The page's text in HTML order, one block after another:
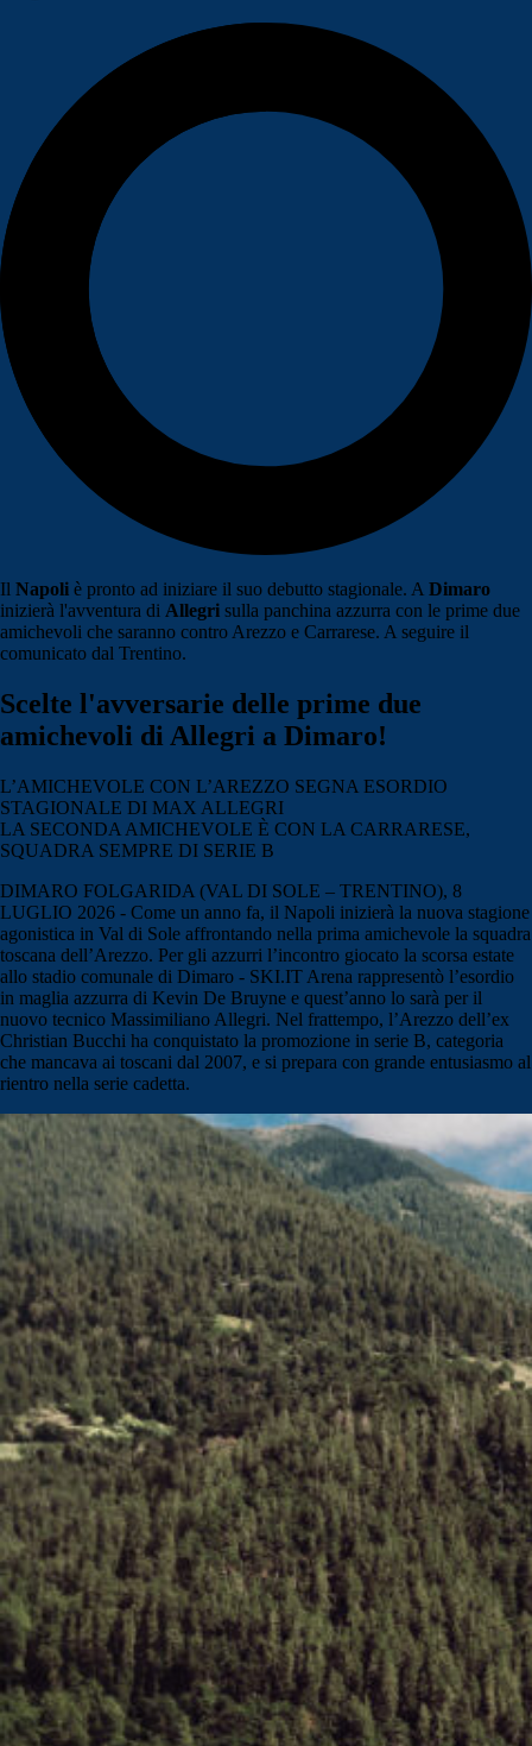
Il Napoli è pronto ad iniziare il suo debutto stagionale. A Dimaro
inizierà l'avventura di Allegri sulla panchina azzurra con le prime due
amichevoli che saranno contro Arezzo e Carrarese. A seguire il
comunicato dal Trentino.
Scelte l'avversarie delle prime due
amichevoli di Allegri a Dimaro!
L’AMICHEVOLE CON L’AREZZO SEGNA ESORDIO
STAGIONALE DI MAX ALLEGRI
LA SECONDA AMICHEVOLE È CON LA CARRARESE,
SQUADRA SEMPRE DI SERIE B
DIMARO FOLGARIDA (VAL DI SOLE – TRENTINO), 8
LUGLIO 2026 - Come un anno fa, il Napoli inizierà la nuova stagione
agonistica in Val di Sole affrontando nella prima amichevole la squadra
toscana dell’Arezzo. Per gli azzurri l’incontro giocato la scorsa estate
allo stadio comunale di Dimaro - SKI.IT Arena rappresentò l’esordio
in maglia azzurra di Kevin De Bruyne e quest’anno lo sarà per il
nuovo tecnico Massimiliano Allegri. Nel frattempo, l’Arezzo dell’ex
Christian Bucchi ha conquistato la promozione in serie B, categoria
che mancava ai toscani dal 2007, e si prepara con grande entusiasmo al
rientro nella serie cadetta.